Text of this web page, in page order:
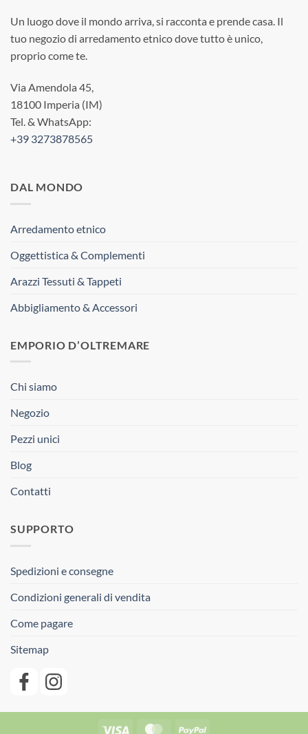
Un luogo dove il mondo arriva, si racconta e prende casa. Il
tuo negozio di arredamento etnico dove tutto è unico,
proprio come te.
Via Amendola 45,
18100 Imperia (IM)
Tel. & WhatsApp:
+39 3273878565
DAL MONDO
Arredamento etnico
Oggettistica & Complementi
Arazzi Tessuti & Tappeti
Abbigliamento & Accessori
EMPORIO D’OLTREMARE
Chi siamo
Negozio
Pezzi unici
Blog
Contatti
SUPPORTO
Spedizioni e consegne
Condizioni generali di vendita
Come pagare
Sitemap
Visa MasterCardPayPal